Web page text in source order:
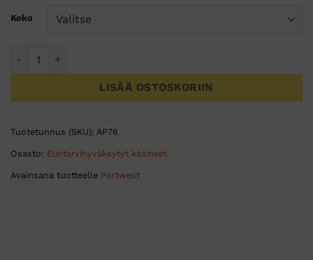
Koko
LISÄÄ OSTOSKORIIN
Tuotetunnus (SKU): AP76
Osasto: Elintarvihyväksytyt käsineet
Avainsana tuotteelle Portwest